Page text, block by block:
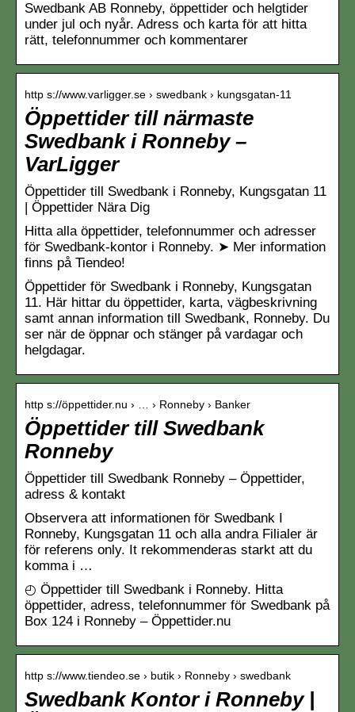
Swedbank AB Ronneby, öppettider och helgtider
under jul och nyår. Adress och karta för att hitta
rätt, telefonnummer och kommentarer
http s://www.varligger.se › swedbank › kungsgatan-11
Öppettider till närmaste
Swedbank i Ronneby –
VarLigger
Öppettider till Swedbank i Ronneby, Kungsgatan 11
| Öppettider Nära Dig
Hitta alla öppettider, telefonnummer och adresser
för Swedbank-kontor i Ronneby. ➤ Mer information
finns på Tiendeo!
Öppettider för Swedbank i Ronneby, Kungsgatan
11. Här hittar du öppettider, karta, vägbeskrivning
samt annan information till Swedbank, Ronneby. Du
ser när de öppnar och stänger på vardagar och
helgdagar.
http s://öppettider.nu › … › Ronneby › Banker
Öppettider till Swedbank
Ronneby
Öppettider till Swedbank Ronneby – Öppettider,
adress & kontakt
Observera att informationen för Swedbank I
Ronneby, Kungsgatan 11 och alla andra Filialer är
för referens only. It rekommenderas starkt att du
komma i …
◴ Öppettider till Swedbank i Ronneby. Hitta
öppettider, adress, telefonnummer för Swedbank på
Box 124 i Ronneby – Öppettider.nu
http s://www.tiendeo.se › butik › Ronneby › swedbank
Swedbank Kontor i Ronneby |